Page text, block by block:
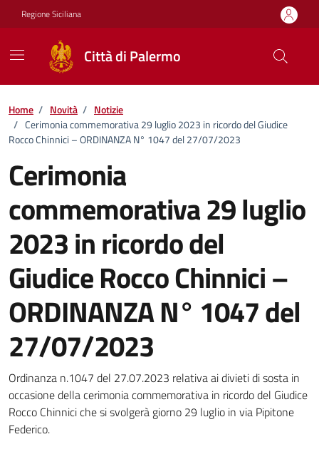
Vai ai contenuti
Vai al footer
Regione Siciliana
Città di Palermo
Home / Novità / Notizie
/ Cerimonia commemorativa 29 luglio 2023 in ricordo del Giudice
Rocco Chinnici – ORDINANZA N° 1047 del 27/07/2023
Cerimonia
commemorativa 29 luglio
2023 in ricordo del
Giudice Rocco Chinnici –
ORDINANZA N° 1047 del
27/07/2023
Dettagli della notizia
Ordinanza n.1047 del 27.07.2023 relativa ai divieti di sosta in
occasione della cerimonia commemorativa in ricordo del Giudice
Rocco Chinnici che si svolgerà giorno 29 luglio in via Pipitone
Federico.